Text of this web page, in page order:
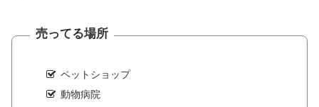
売ってる場所
ペットショップ
動物病院